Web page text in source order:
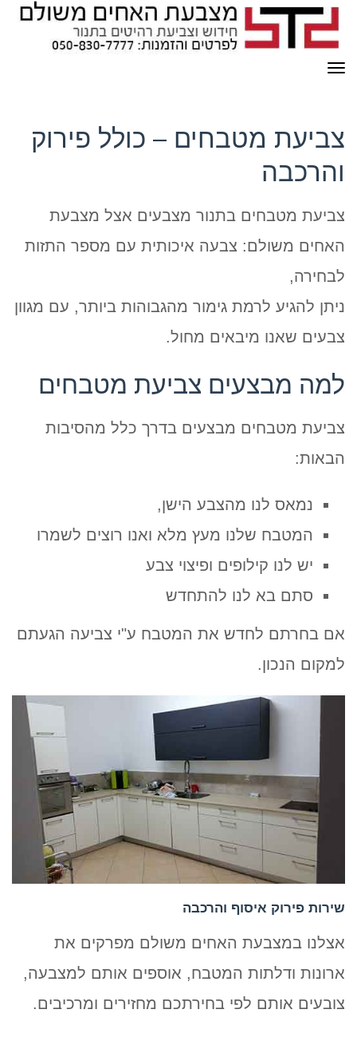
תפריט
צביעת מטבחים – כולל פירוק
והרכבה
צביעת מטבחים בתנור מצבעים אצל מצבעת
האחים משולם: צבעה איכותית עם מספר התזות
לבחירה,
ניתן להגיע לרמת גימור מהגבוהות ביותר, עם מגוון
צבעים שאנו מיבאים מחול.
למה מבצעים צביעת מטבחים
צביעת מטבחים מבצעים בדרך כלל מהסיבות
הבאות:
נמאס לנו מהצבע הישן,
המטבח שלנו מעץ מלא ואנו רוצים לשמרו
יש לנו קילופים ופיצוי צבע
סתם בא לנו להתחדש
אם בחרתם לחדש את המטבח ע"י צביעה הגעתם
למקום הנכון.
שירות פירוק איסוף והרכבה
אצלנו במצבעת האחים משולם מפרקים את
ארונות ודלתות המטבח, אוספים אותם למצבעה,
צובעים אותם לפי בחירתכם מחזירים ומרכיבים.